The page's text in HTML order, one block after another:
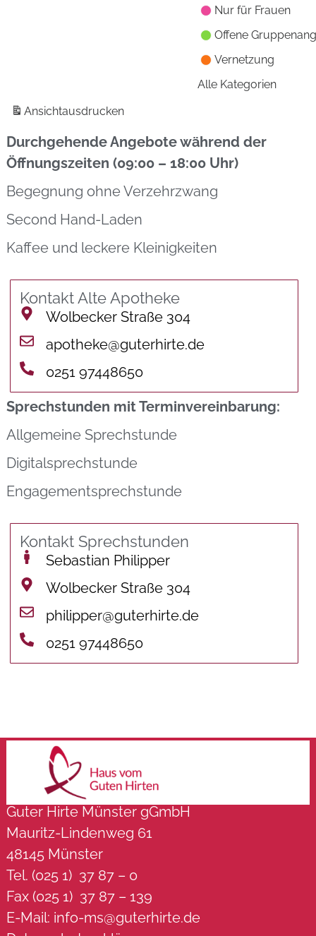
Nur für Frauen
Offene
Vernetzung
Alle Kategorien
Ansichtausdrucken
Durchgehende Angebote während der
Öffnungszeiten (09:00 – 18:00 Uhr)
Begegnung ohne Verzehrzwang
Second Hand-Laden
Kaffee und leckere Kleinigkeiten
Kontakt Alte Apotheke
Wolbecker Straße 304
apotheke@guterhirte.de
0251 97448650
Sprechstunden mit Terminvereinbarung:
Allgemeine Sprechstunde
Digitalsprechstunde
Engagementsprechstunde
Kontakt Sprechstunden
Sebastian Philipper
Wolbecker Straße 304
philipper@guterhirte.de
0251 97448650
Guter Hirte Münster gGmbH
Mauritz-Lindenweg 61
48145 Münster
Tel. (025 1) 37 87 – 0
Fax (025 1) 37 87 – 139
E-Mail: info-ms@guterhirte.de